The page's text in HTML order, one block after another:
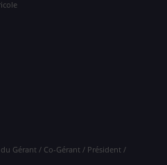
Gérant / Co-Gérant / Président /